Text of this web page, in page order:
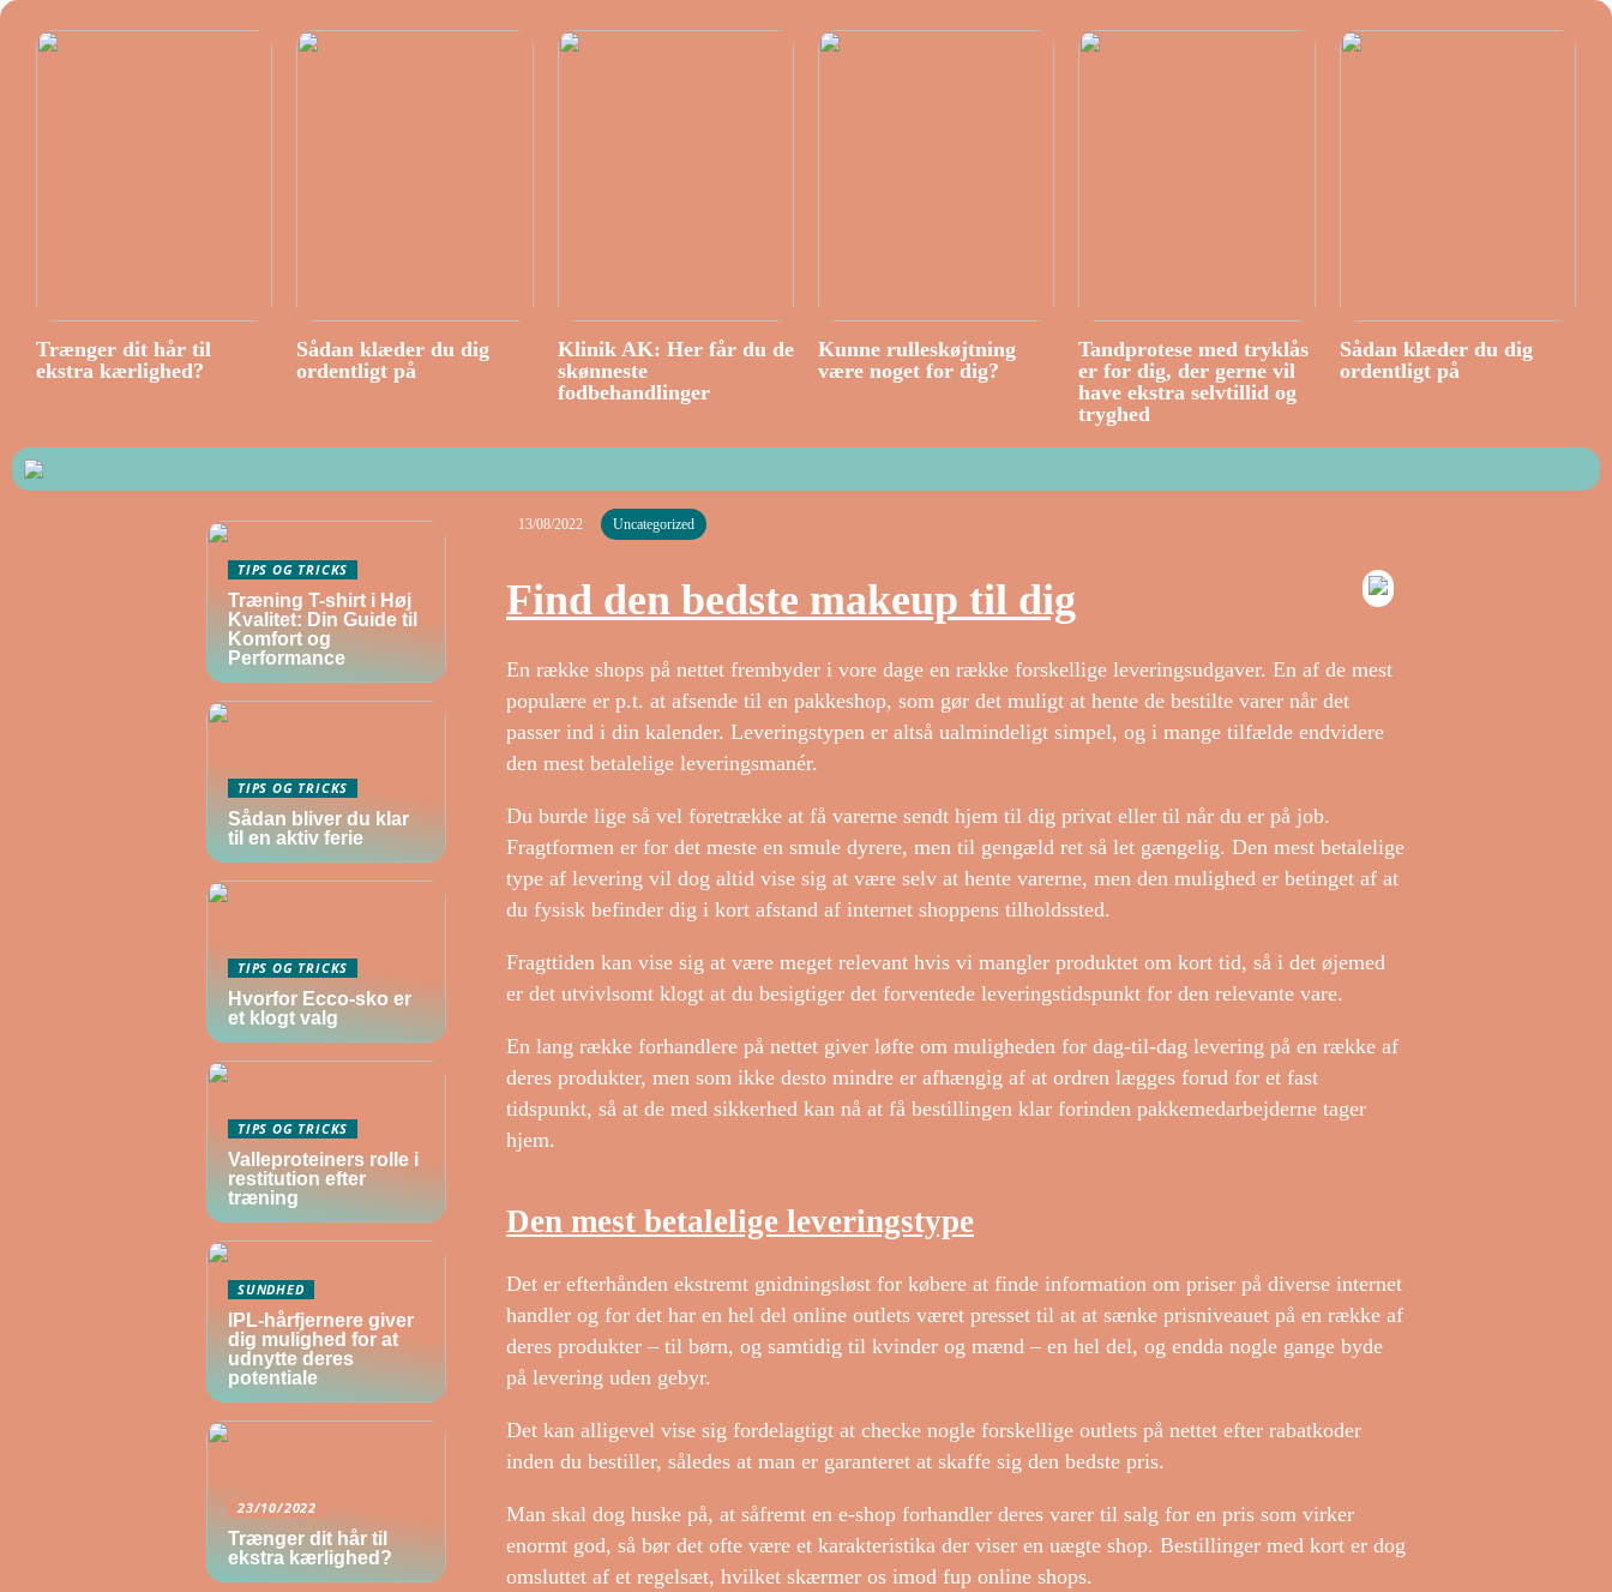
Trænger dit hår til
ekstra kærlighed?
Sådan klæder du dig
ordentligt på
Klinik AK: Her får du de
skønneste
fodbehandlinger
Kunne rulleskøjtning
være noget for dig?
Tandprotese med tryklås
er for dig, der gerne vil
have ekstra selvtillid og
tryghed
Sådan klæder du dig
ordentligt på
13/08/2022 Uncategorized
Find den bedste makeup til dig
En række shops på nettet frembyder i vore dage en række forskellige leveringsudgaver. En af de mest
populære er p.t. at afsende til en pakkeshop, som gør det muligt at hente de bestilte varer når det
passer ind i din kalender. Leveringstypen er altså ualmindeligt simpel, og i mange tilfælde endvidere
den mest betalelige leveringsmanér.
Du burde lige så vel foretrække at få varerne sendt hjem til dig privat eller til når du er på job.
Fragtformen er for det meste en smule dyrere, men til gengæld ret så let gængelig. Den mest betalelige
type af levering vil dog altid vise sig at være selv at hente varerne, men den mulighed er betinget af at
du fysisk befinder dig i kort afstand af internet shoppens tilholdssted.
Fragttiden kan vise sig at være meget relevant hvis vi mangler produktet om kort tid, så i det øjemed
er det utvivlsomt klogt at du besigtiger det forventede leveringstidspunkt for den relevante vare.
En lang række forhandlere på nettet giver løfte om muligheden for dag-til-dag levering på en række af
deres produkter, men som ikke desto mindre er afhængig af at ordren lægges forud for et fast
tidspunkt, så at de med sikkerhed kan nå at få bestillingen klar forinden pakkemedarbejderne tager
hjem.
Den mest betalelige leveringstype
Det er efterhånden ekstremt gnidningsløst for købere at finde information om priser på diverse internet
handler og for det har en hel del online outlets været presset til at at sænke prisniveauet på en række af
deres produkter – til børn, og samtidig til kvinder og mænd – en hel del, og endda nogle gange byde
på levering uden gebyr.
Det kan alligevel vise sig fordelagtigt at checke nogle forskellige outlets på nettet efter rabatkoder
inden du bestiller, således at man er garanteret at skaffe sig den bedste pris.
Man skal dog huske på, at såfremt en e-shop forhandler deres varer til salg for en pris som virker
enormt god, så bør det ofte være et karakteristika der viser en uægte shop. Bestillinger med kort er dog
omsluttet af et regelsæt, hvilket skærmer os imod fup online shops.
TIPS OG TRICKS
Træning T-shirt i Høj
Kvalitet: Din Guide til
Komfort og
Performance
TIPS OG TRICKS
Sådan bliver du klar
til en aktiv ferie
TIPS OG TRICKS
Hvorfor Ecco-sko er
et klogt valg
TIPS OG TRICKS
Valleproteiners rolle i
restitution efter
træning
SUNDHED
IPL-hårfjernere giver
dig mulighed for at
udnytte deres
potentiale
23/10/2022
Trænger dit hår til
ekstra kærlighed?